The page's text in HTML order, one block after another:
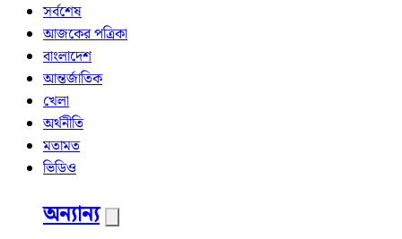
সর্বশেষ
আজকের পত্রিকা
বাংলাদেশ
আন্তর্জাতিক
খেলা
অর্থনীতি
মতামত
ভিডিও
অন্যান্য